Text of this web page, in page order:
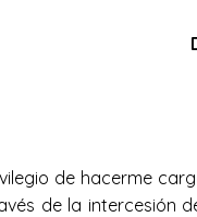
de hacerme
de la intercesión